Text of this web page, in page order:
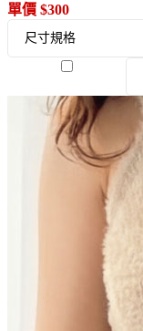
單價 $300